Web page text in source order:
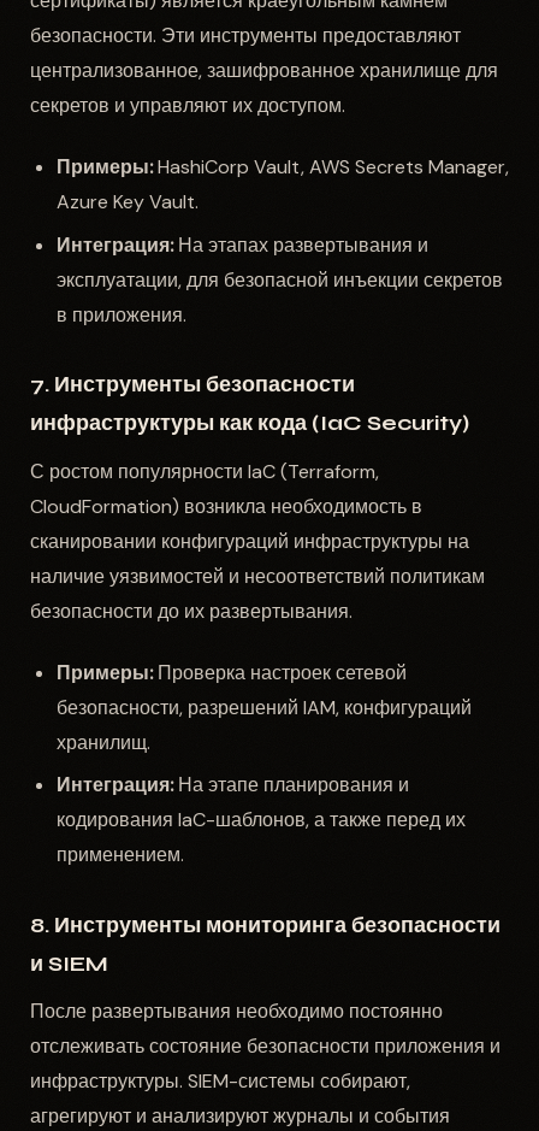
безопасности. Эти инструменты предоставляют
централизованное, зашифрованное хранилище для
секретов и управляют их доступом.
Примеры:HashiCorp Vault, AWS Secrets Manager,
Azure Key Vault.
Интеграция:На этапах развертывания и
эксплуатации, для безопасной инъекции секретов
в приложения.
7. Инструменты безопасности
инфраструктуры как кода (IaC Security)
С ростом популярности IaC (Terraform,
CloudFormation) возникла необходимость в
сканировании конфигураций инфраструктуры на
наличие уязвимостей и несоответствий политикам
безопасности до их развертывания.
Примеры:Проверка настроек сетевой
безопасности, разрешений IAM, конфигураций
хранилищ.
Интеграция:На этапе планирования и
кодирования IaC-шаблонов, а также перед их
применением.
8. Инструменты мониторинга безопасности
и SIEM
После развертывания необходимо постоянно
отслеживать состояние безопасности приложения и
инфраструктуры. SIEM-системы собирают,
агрегируют и анализируют журналы и события